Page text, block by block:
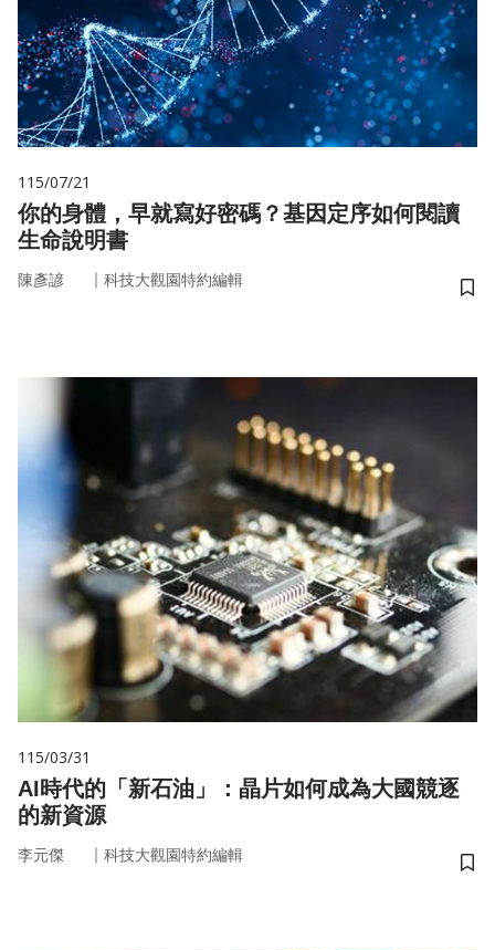
115/07/21
你的身體，早就寫好密碼？基因定序如何閱讀
生命說明書
陳彥諺 ｜ 科技大觀園特約編輯
儲
115/03/31
AI時代的「新石油」：晶片如何成為大國競逐
的新資源
李元傑 ｜ 科技大觀園特約編輯
儲